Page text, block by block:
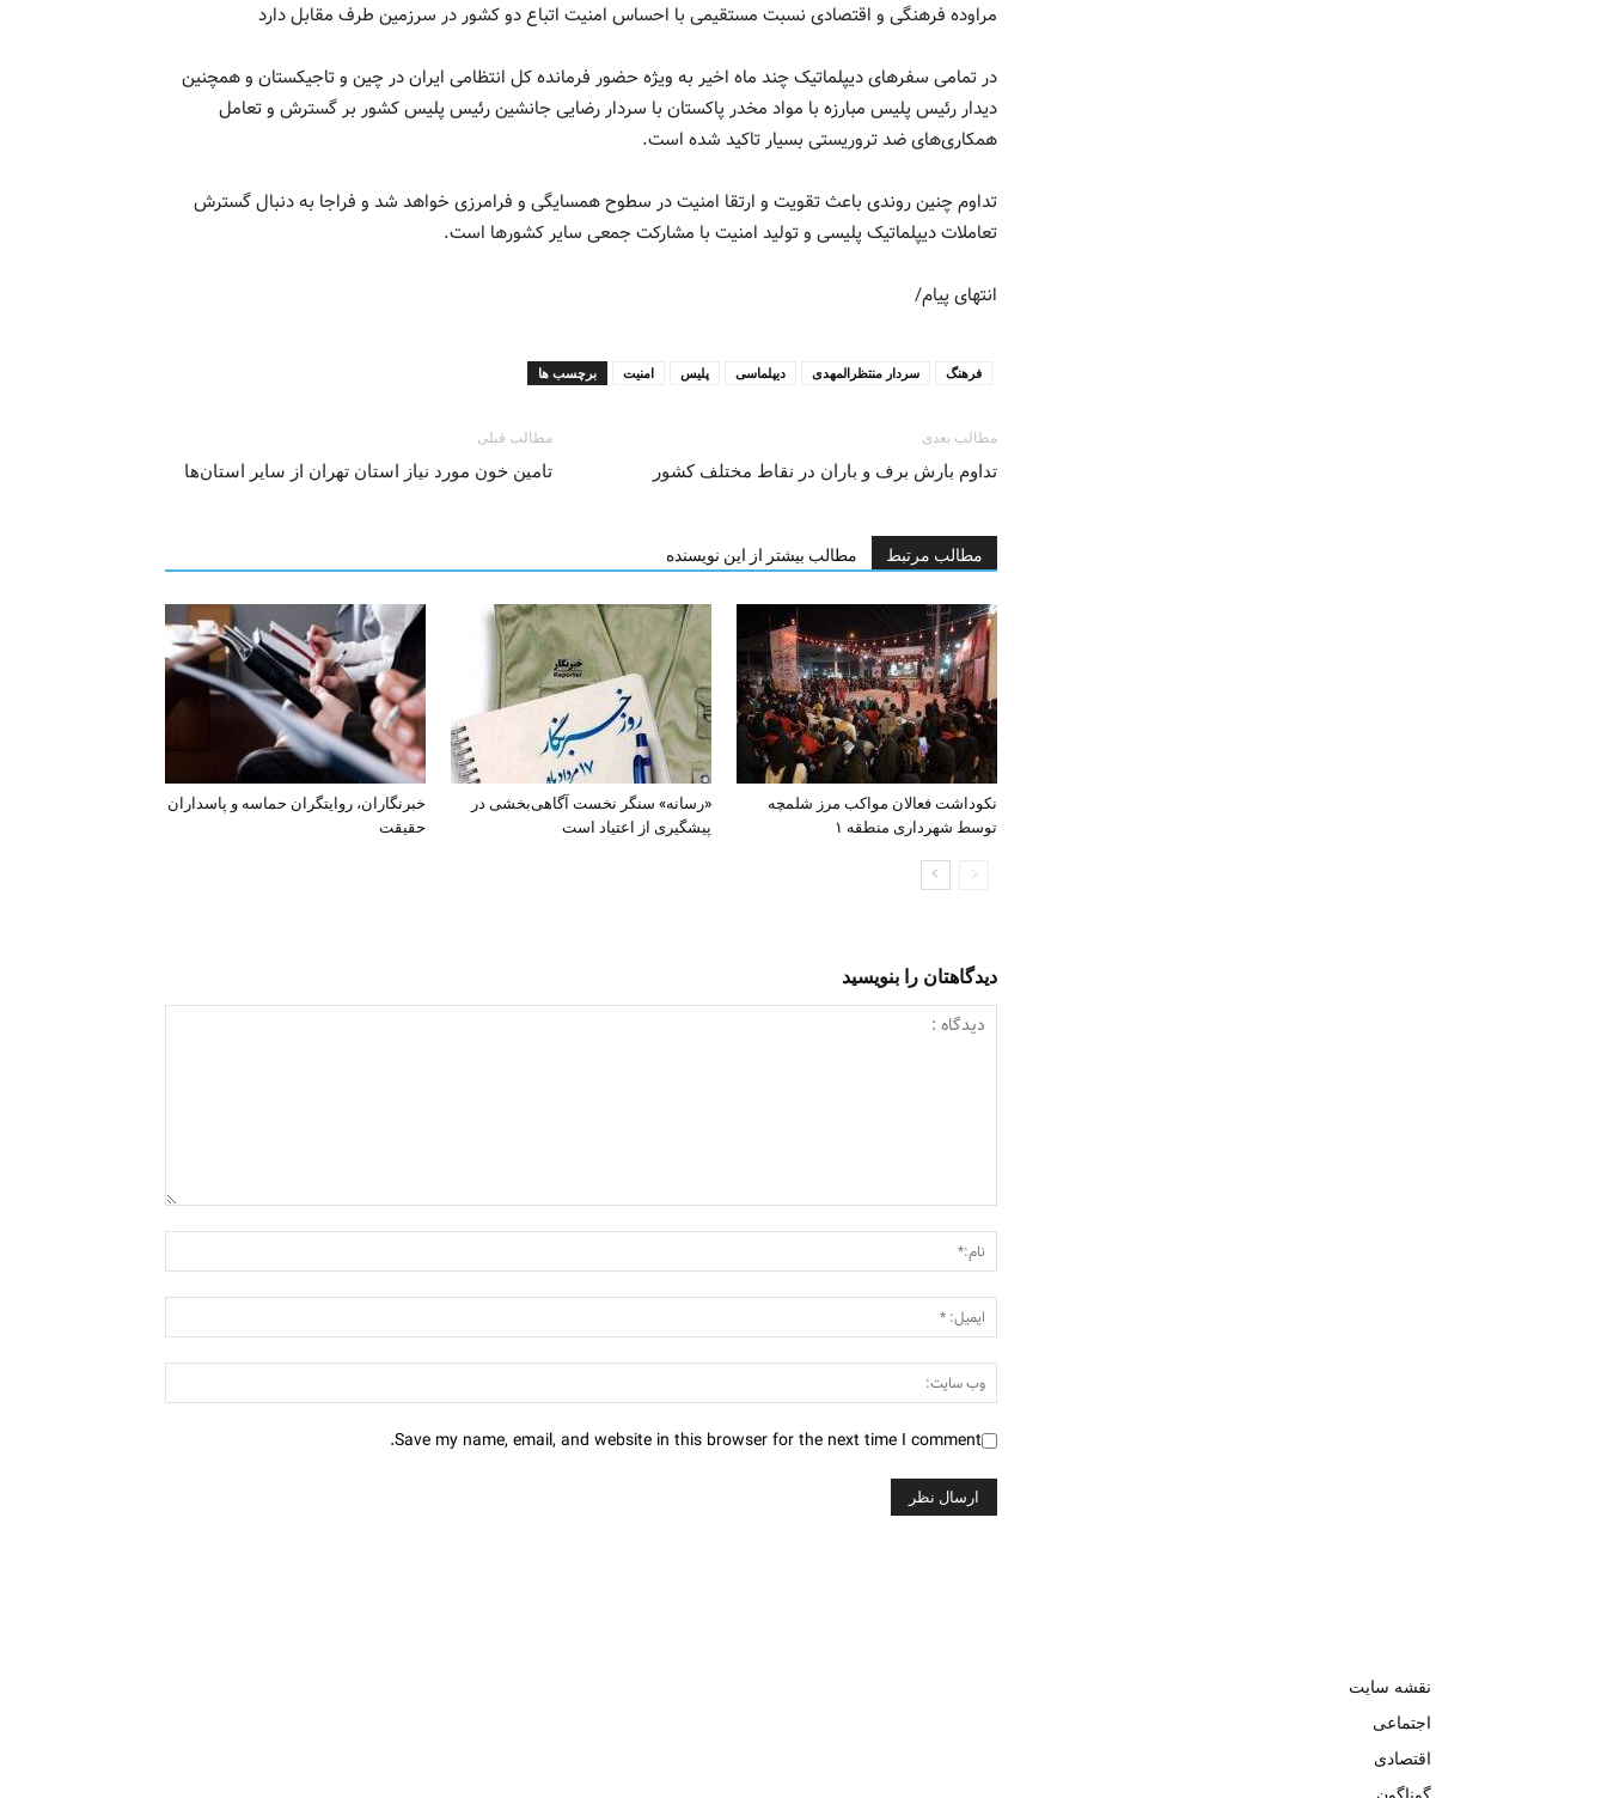
مراوده فرهنگی و اقتصادی نسبت مستقیمی با احساس امنیت اتباع دو کشور در سرزمین طرف مقابل دارد
در تمامی سفرهای دیپلماتیک چند ماه اخیر به ویژه حضور فرمانده کل انتظامی ایران در چین و تاجیکستان و همچنین
دیدار رئیس پلیس مبارزه با مواد مخدر پاکستان با سردار رضایی جانشین رئیس پلیس کشور بر گسترش و تعامل
همکاری‌های ضد تروریستی بسیار تاکید شده است.
تداوم چنین روندی باعث تقویت و ارتقا امنیت در سطوح همسایگی و فرامرزی خواهد شد و فراجا به دنبال گسترش
تعاملات دیپلماتیک پلیسی و تولید امنیت با مشارکت جمعی سایر کشورها است.
انتهای پیام/
برچسب ها امنیت پلیس دیپلماسی سردار منتظرالمهدی فرهنگ
مطالب قبلی
تامین خون مورد نیاز استان تهران از سایر استان‌ها
مطالب بعدی
تداوم بارش برف و باران در نقاط مختلف کشور
مطالب مرتبط مطالب بیشتر از این نویسنده
خبرنگاران، روایتگران حماسه و پاسداران
حقیقت
«رسانه» سنگر نخست آگاهی‌بخشی در
پیشگیری از اعتیاد است
نکوداشت فعالان مواکب مرز شلمچه
توسط شهرداری منطقه ۱
دیدگاهتان را بنویسید
Save my name, email, and website in this browser for the next time I comment.
نقشه سایت
اجتماعی
اقتصادی